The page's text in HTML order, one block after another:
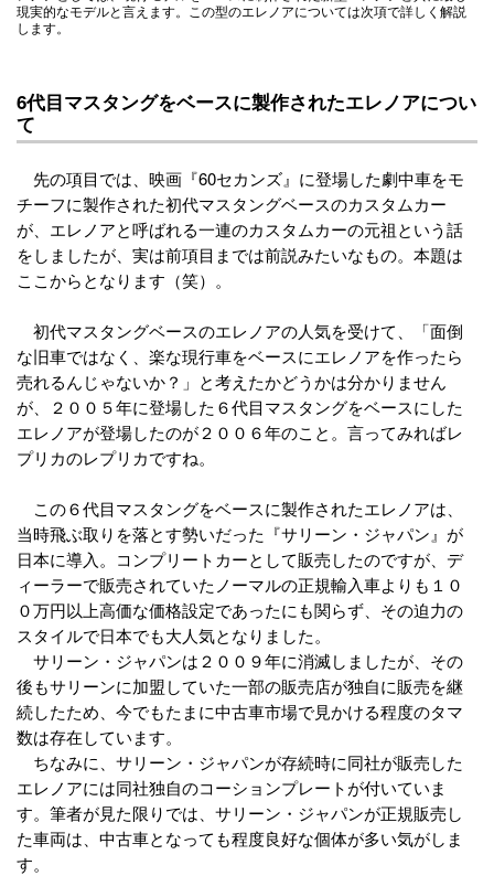
現実的なモデルと言えます。この型のエレノアについては次項で詳しく解説
します。
6代目マスタングをベースに製作されたエレノアについ
て
先の項目では、映画『60セカンズ』に登場した劇中車をモ
チーフに製作された初代マスタングベースのカスタムカー
が、エレノアと呼ばれる一連のカスタムカーの元祖という話
をしましたが、実は前項目までは前説みたいなもの。本題は
ここからとなります（笑）。
初代マスタングベースのエレノアの人気を受けて、「面倒
な旧車ではなく、楽な現行車をベースにエレノアを作ったら
売れるんじゃないか？」と考えたかどうかは分かりません
が、２００５年に登場した６代目マスタングをベースにした
エレノアが登場したのが２００６年のこと。言ってみればレ
プリカのレプリカですね。
この６代目マスタングをベースに製作されたエレノアは、
当時飛ぶ取りを落とす勢いだった『サリーン・ジャパン』が
日本に導入。コンプリートカーとして販売したのですが、デ
ィーラーで販売されていたノーマルの正規輸入車よりも１０
０万円以上高価な価格設定であったにも関らず、その迫力の
スタイルで日本でも大人気となりました。
サリーン・ジャパンは２００９年に消滅しましたが、その
後もサリーンに加盟していた一部の販売店が独自に販売を継
続したため、今でもたまに中古車市場で見かける程度のタマ
数は存在しています。
ちなみに、サリーン・ジャパンが存続時に同社が販売した
エレノアには同社独自のコーションプレートが付いていま
す。筆者が見た限りでは、サリーン・ジャパンが正規販売し
た車両は、中古車となっても程度良好な個体が多い気がしま
す。